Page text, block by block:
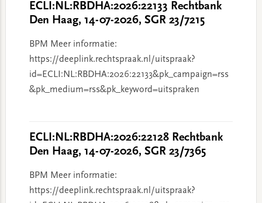
ECLI:NL:RBDHA:2026:22133 Rechtbank
Den Haag, 14-07-2026, SGR 23/7215
BPM Meer informatie:
https://deeplink.rechtspraak.nl/uitspraak?
id=ECLI:NL:RBDHA:2026:22133&pk_campaign=rss
&pk_medium=rss&pk_keyword=uitspraken
ECLI:NL:RBDHA:2026:22128 Rechtbank
Den Haag, 14-07-2026, SGR 23/7365
BPM Meer informatie:
https://deeplink.rechtspraak.nl/uitspraak?